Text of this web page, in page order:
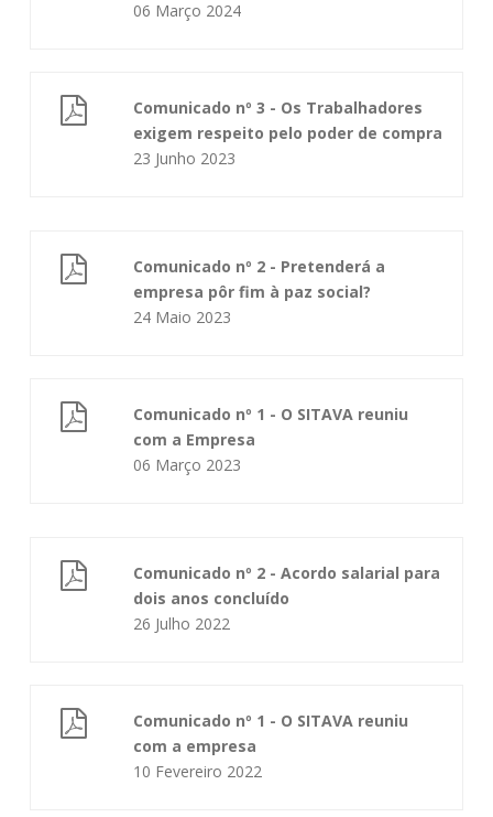
06 Março 2024
Comunicado nº 3 - Os Trabalhadores
exigem respeito pelo poder de compra
23 Junho 2023
Comunicado nº 2 - Pretenderá a
empresa pôr fim à paz social?
24 Maio 2023
Comunicado nº 1 - O SITAVA reuniu
com a Empresa
06 Março 2023
Comunicado nº 2 - Acordo salarial para
dois anos concluído
26 Julho 2022
Comunicado nº 1 - O SITAVA reuniu
com a empresa
10 Fevereiro 2022